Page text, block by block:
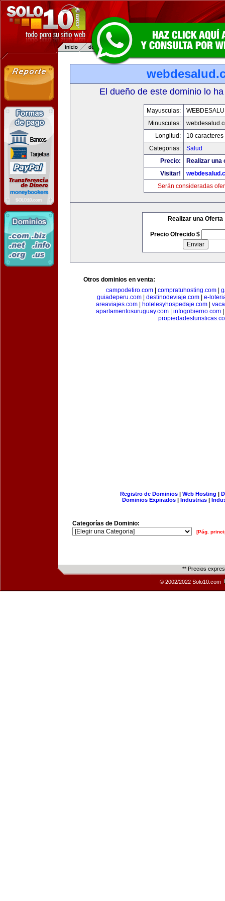
El dueño de este dominio lo
Mayusculas:
Minusculas:
Longitud:
10 caracteres
Categorias:
Salud
Precio:
Realizar una
Visitar!
Serán consideradas
Realizar una Oferta
Precio Ofrecido $
Otros dominios en venta:
campodetiro.com
compratuhosting.com
guiadeperu.com
destinodeviaje.com
e-
areaviajes.com
hotelesyhospedaje.com
apartamentosuruguay.com
infogobierno.com
Registro de Dominios| Web Hosting |
Dominios Expirados | Industrias |
Categorías de Dominio:
[Pág.
** Precios
© 2002/2022 Solo10.com